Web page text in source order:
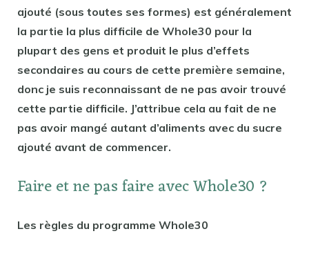
ajouté (sous toutes ses formes) est généralement
la partie la plus difficile de Whole30 pour la
plupart des gens et produit le plus d’effets
secondaires au cours de cette première semaine,
donc je suis reconnaissant de ne pas avoir trouvé
cette partie difficile. J’attribue cela au fait de ne
pas avoir mangé autant d’aliments avec du sucre
ajouté avant de commencer.
Faire et ne pas faire avec Whole30 ?
Les règles du programme Whole30